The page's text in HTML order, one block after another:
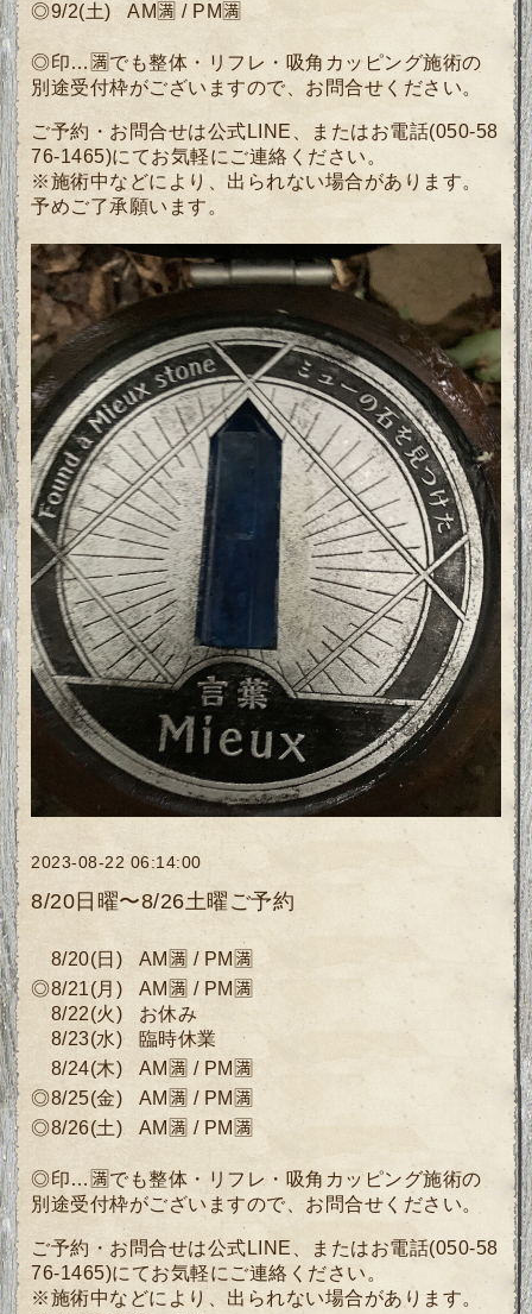
◎9/2(土)AM🈵 / PM🈵
◎印…🈵でも整体・リフレ・吸角カッピング施術の
別途受付枠がございますので、 お問合せください。
ご予約・お問合せは公式LINE、またはお電話(050-58
76-1465)にてお気軽にご連絡ください。
※施術中などにより、出られない場合があります。
予めご了承願います。
2023-08-22 06:14:00
8/20日曜〜8/26土曜ご予約
8/20(日) AM🈵 / PM🈵
◎8/21(月)AM🈵 / PM🈵
8/22(火) お休み
8/23(水)
臨時休業
8/24(木) AM🈵 / PM🈵
◎8/25(金) AM🈵 / PM🈵
◎8/26(土) AM🈵 / PM🈵
◎印…🈵でも整体・リフレ・吸角カッピング施術の
別途受付枠がございますので、 お問合せください。
ご予約・お問合せは公式LINE、またはお電話(050-58
76-1465)にてお気軽にご連絡ください。
※施術中などにより、出られない場合があります。